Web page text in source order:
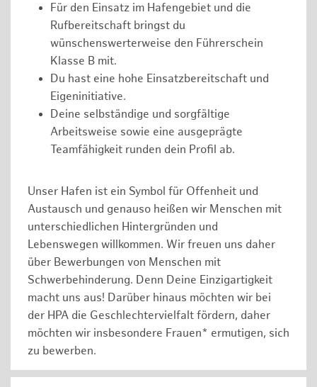
Für den Einsatz im Hafengebiet und die
Rufbereitschaft bringst du
wünschenswerterweise den Führerschein
Klasse B mit.
Du hast eine hohe Einsatzbereitschaft und
Eigeninitiative.
Deine selbständige und sorgfältige
Arbeitsweise sowie eine ausgeprägte
Teamfähigkeit runden dein Profil ab.
Unser Hafen ist ein Symbol für Offenheit und
Austausch und genauso heißen wir Menschen mit
unterschiedlichen Hintergründen und
Lebenswegen willkommen. Wir freuen uns daher
über Bewerbungen von Menschen mit
Schwerbehinderung. Denn Deine Einzigartigkeit
macht uns aus! Darüber hinaus möchten wir bei
der HPA die Geschlechtervielfalt fördern, daher
möchten wir insbesondere Frauen* ermutigen, sich
zu bewerben.